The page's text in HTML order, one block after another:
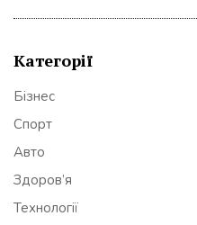
Категорії
Бізнес
Спорт
Авто
Здоров’я
Технології